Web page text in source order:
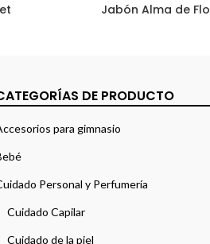
Jabón Alma de
DE PRODUCTO
para gimnasio
Personal y Perfumería
Cuidado Capilar
Cuidado de la piel